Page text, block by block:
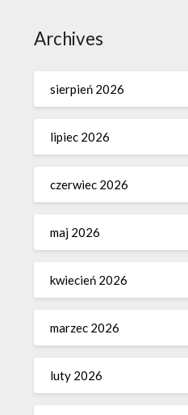
Archives
sierpień 2026
lipiec 2026
czerwiec 2026
maj 2026
kwiecień 2026
marzec 2026
luty 2026